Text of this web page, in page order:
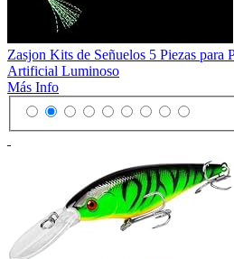
Zasjon Kits de Señuelos 5 Piezas para
Artificial Luminoso
Más Info